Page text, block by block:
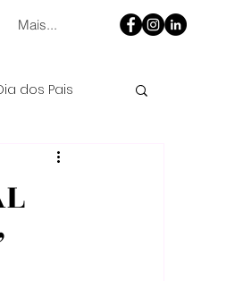
Mais...
dos Pais